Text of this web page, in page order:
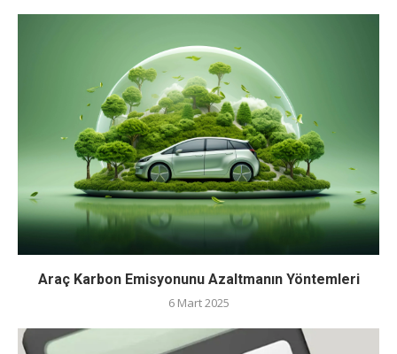
Araç Karbon Emisyonunu Azaltmanın Yöntemleri
6 Mart 2025